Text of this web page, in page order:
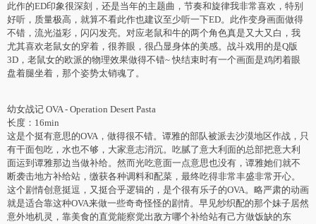
此作的ED印象很深刻，还是当年的主题曲，节奏和旋律我非常喜欢，特别
好听，质量极高，就算不看此作也建议至少听一下ED。此作变身画面做得
不错，流光溢彩，闪闪发亮。对应老鼠和牛的两个角色真是又大又白，我
尤其喜欢老鼠女的穿着，很养眼，很凸显身体的美感。战斗戏用的是Q版
3D，老鼠女的欧派的物理效果做得不错~ 快结束时有一个画面是鸡闭着眼
盘着腿坐着，那个姿势太销魂了。
幼女战记 OVA - Operation Desert Pasta
长度：16min
这是个挺有意思的OVA，做得很不错。谭雅的部队被派去沙漠地区作战，只
有干面包吃，水也不够，大家意志消沉。吃腻了意大利面的总部把意大利
面运到谭雅那边当做补给。然而光吃意面一点意思也没有，谭雅她们就不
断袭击地方补给站，缴获各种调料和配菜，最终吃得非常丰盛非常开心。
这个剧情创意挺逗，又挺合乎逻辑的，是个很有乐子的OVA。略严肃的动画
就是适合靠这种OVA来做一些奇奇怪怪的剧情。早见纱织配的那个妹子居然
意外地机灵，靠美食的直觉能察觉出敌方哪个补给站有己方做饭缺的东